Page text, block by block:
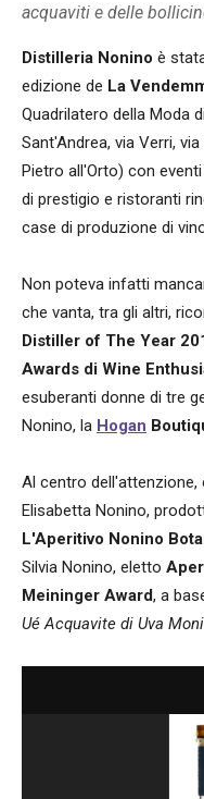
acquaviti e delle
Distilleria Nonino è
edizione de La
Quadrilatero della Moda
Sant'Andrea, via Verri,
Pietro all'Orto) con
di prestigio e ristoranti
case di produzione di
Non poteva infatti
che vanta, tra gli altri,
Distiller of The Year
Awards di Wine
esuberanti donne di tre
Nonino, la Hogan
Al centro dell'attenzione,
Elisabetta Nonino,
L'Aperitivo Nonino
Silvia Nonino, eletto
Meininger Award, a
Ué Acquavite di Uva